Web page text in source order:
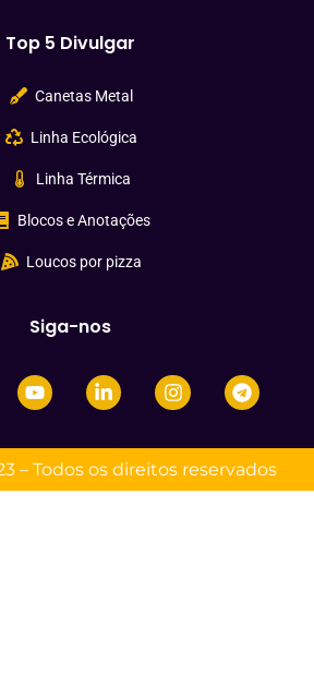
Top 5 Divulgar
Canetas Metal
Linha Ecológica
Linha Térmica
Blocos e Anotações
Loucos por pizza
Siga-nos
– Todos os direitos reservados